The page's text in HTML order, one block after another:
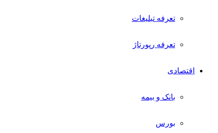
تعرفه تبلیغات
تعرفه رپورتاژ
اقتصادی
بانک و بیمه
بورس